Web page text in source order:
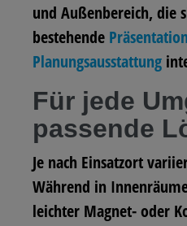
und Außenbereich, die
bestehende
Planungsausstattung
Für jede
passende
Je nach Einsatzort
Während in
leichter Magnet- oder